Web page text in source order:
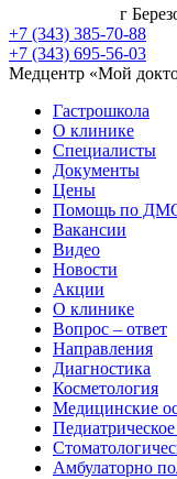
г
+7 (343) 385-70-88
+7 (343) 695-56-03
Медцентр «Мой
Гастрошкола
О клинике
Специалисты
Документы
Цены
Помощь по
Вакансии
Видео
Новости
Акции
О клинике
Вопрос – ответ
Направления
Диагностика
Косметология
Медицинские
Амбулаторно